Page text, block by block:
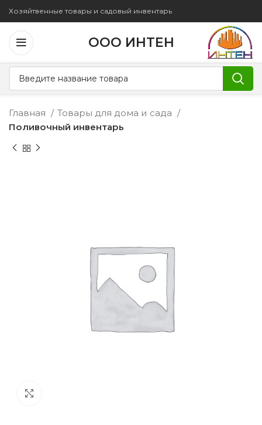
Хозяйтвенные товары и садовый инвентарь
ООО ИНТЕН
Главная
Товары для дома и сада
Поливочный инвентарь